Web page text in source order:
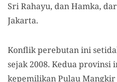
Sri Rahayu, dan Hamka,
Jakarta.
Konflik perebutan ini
sejak 2008. Kedua provinsi
kepemilikan Pulau